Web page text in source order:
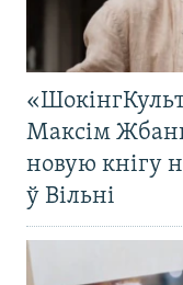
Максім
новую кнігу
ў Вільні